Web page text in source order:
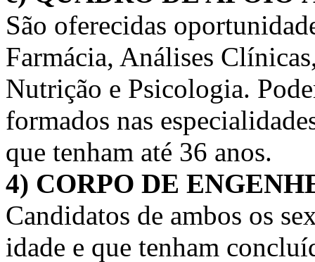
São oferecidas
Farmácia, Análises
Nutrição e Psicologia.
formados nas
que tenham até 36 anos.
4) CORPO DE
Candidatos de ambos os
idade e que tenham